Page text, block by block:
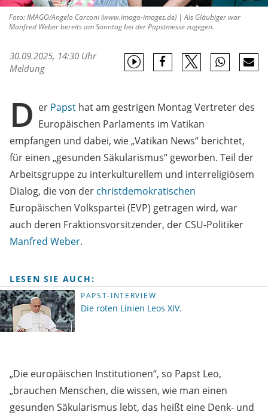
Foto: IMAGO/Angelo Carconi (www.imago-images.de) | Als Gläubiger war
Manfred Weber bereits am Sonntag bei der Papstmesse zugegen.
30.09.2025, 14:30 Uhr
Meldung
D er Papst hat am gestrigen Montag Vertreter des
Europäischen Parlaments im Vatikan
empfangen und dabei, wie „Vatikan News“ berichtet,
für einen „gesunden Säkularismus“ geworben. Teil der
Arbeitsgruppe zu interkulturellem und interreligiösem
Dialog, die von der christdemokratischen
Europäischen Volkspartei (EVP) getragen wird, war
auch deren Fraktionsvorsitzender, der CSU-Politiker
Manfred Weber.
LESEN SIE AUCH:
PAPST-INTERVIEW
Die roten Linien Leos XIV.
„Die europäischen Institutionen“, so Papst Leo,
„brauchen Menschen, die wissen, wie man einen
gesunden Säkularismus lebt, das heißt eine Denk- und